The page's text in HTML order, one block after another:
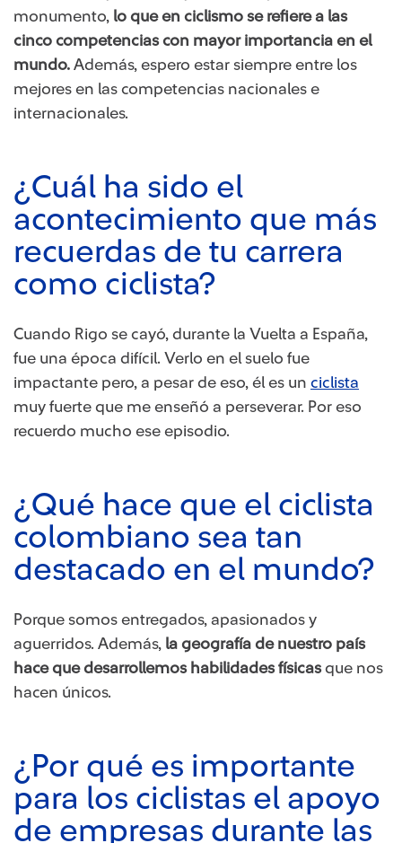
monumento, lo que en ciclismo se refiere a las
cinco competencias con mayor importancia en el
mundo. Además, espero estar siempre entre los
mejores en las competencias nacionales e
internacionales.
¿Cuál ha sido el
acontecimiento que más
recuerdas de tu carrera
como ciclista?
Cuando Rigo se cayó, durante la Vuelta a España,
fue una época difícil. Verlo en el suelo fue
impactante pero, a pesar de eso, él es un ciclista
muy fuerte que me enseñó a perseverar. Por eso
recuerdo mucho ese episodio.
¿Qué hace que el ciclista
colombiano sea tan
destacado en el mundo?​
Porque somos entregados, apasionados y
aguerridos. Además, la geogr​​​afía de nuestro país
hace que desarrollemos habilidades físicasque nos
hacen únicos.
¿Por qué es importante
para los ciclistas el apoyo
de empresas durante las